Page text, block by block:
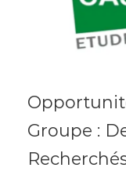
Groupe :